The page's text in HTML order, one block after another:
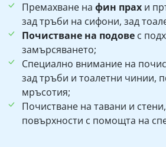
Премахване на фин прах и
зад тръби на сифони, зад
Почистване на подове с
замърсяването;
Специално внимание на
зад тръби и тоалетни чинии,
мръсотия;
Почистване на тавани и
повърхности с помощта на